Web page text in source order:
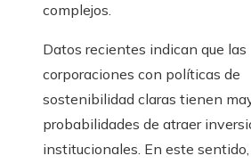
complejos.
Datos recientes indican que las
corporaciones con políticas de
sostenibilidad claras tienen
probabilidades de atraer
institucionales. En este